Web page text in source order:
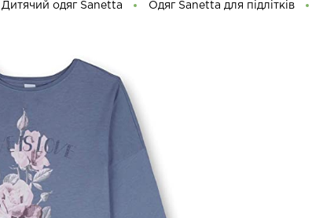
Дитячий одяг Sanetta Одяг Sanetta для підлітків